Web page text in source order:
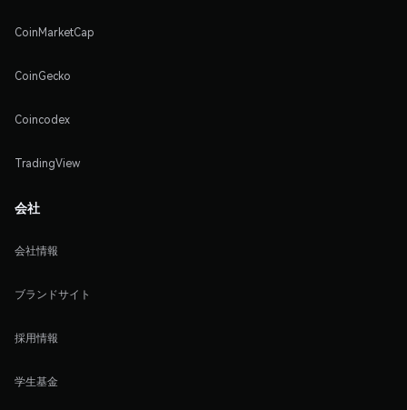
CoinMarketCap
CoinGecko
Coincodex
TradingView
会社
会社情報
ブランドサイト
採用情報
学生基金